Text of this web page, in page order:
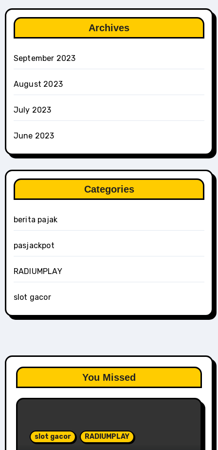
Archives
September 2023
August 2023
July 2023
June 2023
Categories
berita pajak
pasjackpot
RADIUMPLAY
slot gacor
You Missed
slot gacor RADIUMPLAY